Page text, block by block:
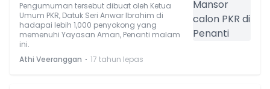
Pengumuman tersebut dibuat oleh Ketua
Umum PKR, Datuk Seri Anwar Ibrahim di
hadapai lebih 1,000 penyokong yang
memenuhi Yayasan Aman, Penanti malam
ini.
Athi Veeranggan ⋅ 17 tahun lepas